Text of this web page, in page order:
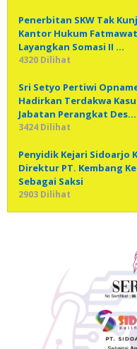
Penerbitan SKW Tak
Kantor Hukum
Layangkan Somasi II …
4320 Dilihat
Sri Setyo Pertiwi
Hadirkan Terdakwa
Jabatan Perangkat Des…
3424 Dilihat
Penyidik Kejari Sidoarjo
Direktur PT. Kembang
Sebagai Saksi
2903 Dilihat